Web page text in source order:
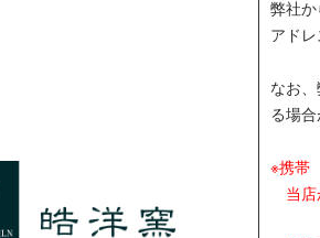
弊社
アド
なお
る場
※携帯
当店